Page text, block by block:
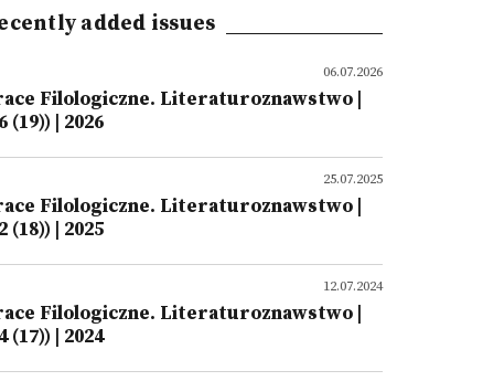
added issues
06.07.2026
Filologiczne. Literaturoznawstwo |
(19)) | 2026
25.07.2025
Filologiczne. Literaturoznawstwo |
(18)) | 2025
12.07.2024
Filologiczne. Literaturoznawstwo |
(17)) | 2024